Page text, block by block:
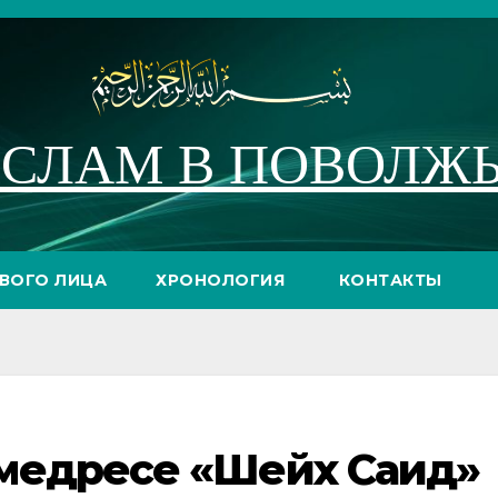
В
ЛИЦА ХРОНОЛОГИЯ КОНТАКТЫ
«Шейх Саид»